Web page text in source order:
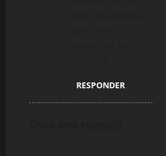
RESPONDER